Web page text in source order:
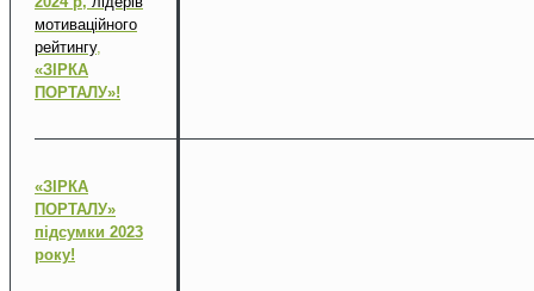
мотиваційного
рейтингу,
«ЗІРКА
ПОРТАЛУ»!
«ЗІРКА
ПОРТАЛУ»
підсумки 2023
року!